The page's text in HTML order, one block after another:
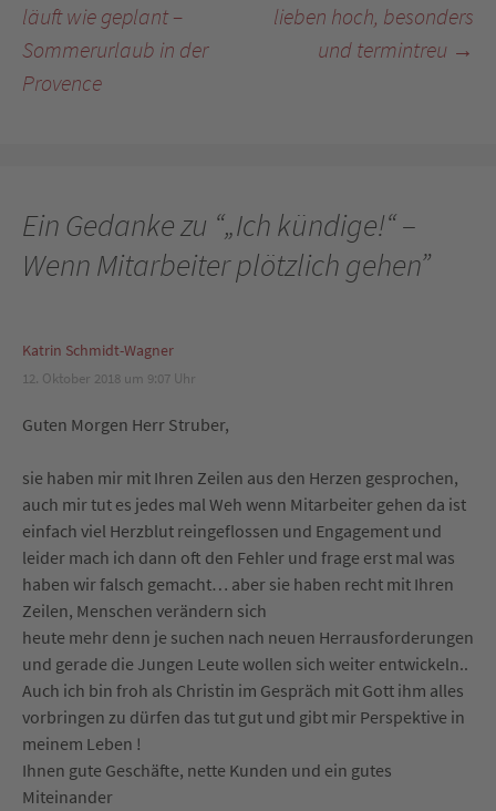
läuft wie geplant –
Sommerurlaub in der
Provence
lieben hoch, besonders
und termintreu →
Ein Gedanke zu “„Ich kündige!“ –
Wenn Mitarbeiter plötzlich gehen”
Katrin Schmidt-Wagner
12. Oktober 2018 um 9:07 Uhr
Guten Morgen Herr Struber,
sie haben mir mit Ihren Zeilen aus den Herzen gesprochen,
auch mir tut es jedes mal Weh wenn Mitarbeiter gehen da ist
einfach viel Herzblut reingeflossen und Engagement und
leider mach ich dann oft den Fehler und frage erst mal was
haben wir falsch gemacht… aber sie haben recht mit Ihren
Zeilen, Menschen verändern sich
heute mehr denn je suchen nach neuen Herrausforderungen
und gerade die Jungen Leute wollen sich weiter entwickeln..
Auch ich bin froh als Christin im Gespräch mit Gott ihm alles
vorbringen zu dürfen das tut gut und gibt mir Perspektive in
meinem Leben !
Ihnen gute Geschäfte, nette Kunden und ein gutes
Miteinander